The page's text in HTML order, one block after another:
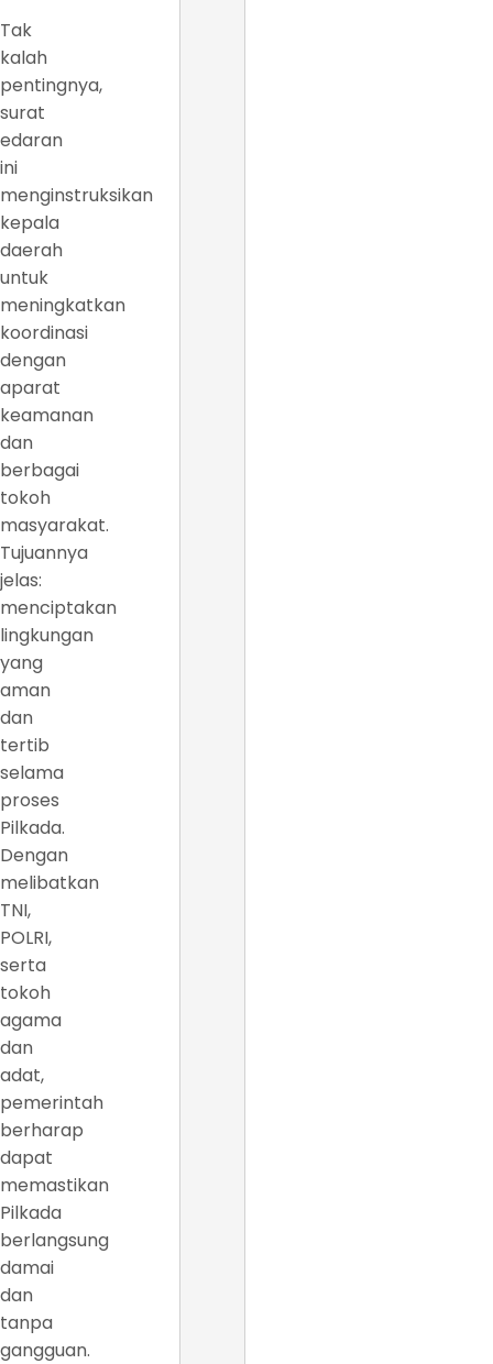
Tak
kalah
pentingnya,
surat
edaran
ini
menginstruksikan
kepala
daerah
untuk
meningkatkan
koordinasi
dengan
aparat
keamanan
dan
berbagai
tokoh
masyarakat.
Tujuannya
jelas:
menciptakan
lingkungan
yang
aman
dan
tertib
selama
proses
Pilkada.
Dengan
melibatkan
TNI,
POLRI,
serta
tokoh
agama
dan
adat,
pemerintah
berharap
dapat
memastikan
Pilkada
berlangsung
damai
dan
tanpa
gangguan.